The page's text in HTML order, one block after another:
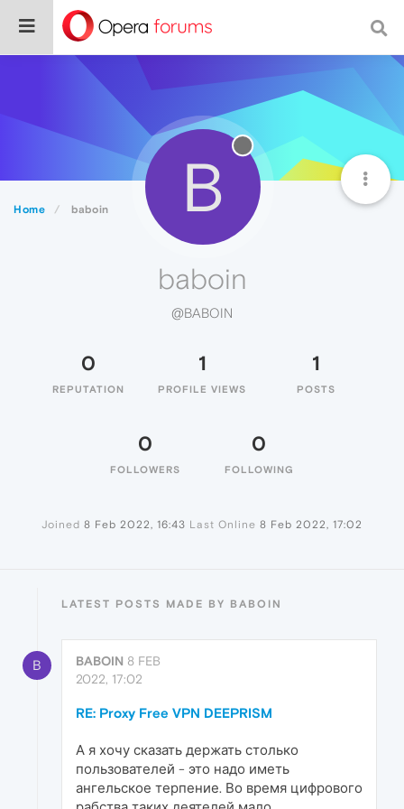
Home baboin B
baboin
@BABOIN
0
REPUTATION
1
PROFILE VIEWS
1
POSTS
0
FOLLOWERS
0
FOLLOWING
Joined 8 Feb 2022, 16:43 Last Online 8 Feb 2022, 17:02
LATEST POSTS MADE BY BABOIN
B BABOIN 8 FEB
2022, 17:02
RE: Proxy Free VPN DEEPRISM
А я хочу сказать держать столько
пользователей - это надо иметь
ангельское терпение. Во время цифрового